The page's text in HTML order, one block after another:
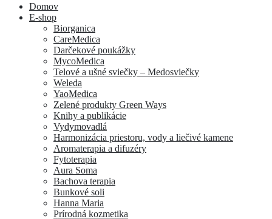
Domov
E-shop
Biorganica
CareMedica
Darčekové poukážky
MycoMedica
Telové a ušné sviečky – Medosviečky
Weleda
YaoMedica
Zelené produkty Green Ways
Knihy a publikácie
Vydymovadlá
Harmonizácia priestoru, vody a liečivé kamene
Aromaterapia a difuzéry
Fytoterapia
Aura Soma
Bachova terapia
Bunkové soli
Hanna Maria
Prírodná kozmetika